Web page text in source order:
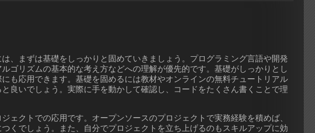
、まずは基礎をしっかりと固めていきましょう。プログラミング言語や開発
ゴリズムの基本的な考え方などへの理解が優先的です。基礎がしっかりとし
も応用できます。基礎を固めるには教材やオンラインの無料チュートリアル
良いでしょう。実際に手を動かして確認し、コードをたくさん書くことで理
ェクトでの応用です。オープンソースのプロジェクトで実務経験を積めば、
くでしょう。また、自分でプロジェクトを立ち上げるのもスキルアップに効